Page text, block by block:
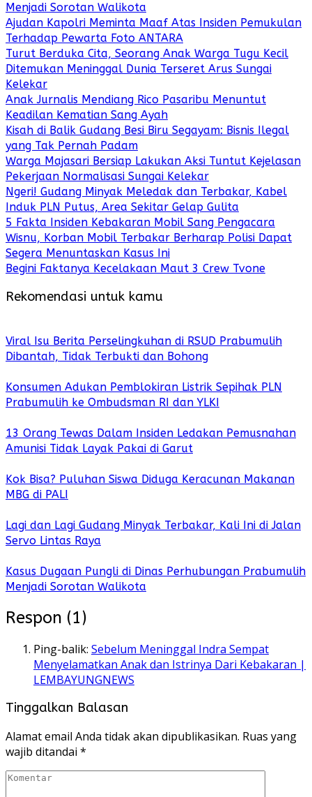
Menjadi Sorotan Walikota
Ajudan Kapolri Meminta Maaf Atas Insiden Pemukulan
Terhadap Pewarta Foto ANTARA
Turut Berduka Cita, Seorang Anak Warga Tugu Kecil
Ditemukan Meninggal Dunia Terseret Arus Sungai
Kelekar
Anak Jurnalis Mendiang Rico Pasaribu Menuntut
Keadilan Kematian Sang Ayah
Kisah di Balik Gudang Besi Biru Segayam: Bisnis Ilegal
yang Tak Pernah Padam
Warga Majasari Bersiap Lakukan Aksi Tuntut Kejelasan
Pekerjaan Normalisasi Sungai Kelekar
Ngeri! Gudang Minyak Meledak dan Terbakar, Kabel
Induk PLN Putus, Area Sekitar Gelap Gulita
5 Fakta Insiden Kebakaran Mobil Sang Pengacara
Wisnu, Korban Mobil Terbakar Berharap Polisi Dapat
Segera Menuntaskan Kasus Ini
Begini Faktanya Kecelakaan Maut 3 Crew Tvone
Rekomendasi untuk kamu
Viral Isu Berita Perselingkuhan di RSUD Prabumulih
Dibantah, Tidak Terbukti dan Bohong
Konsumen Adukan Pemblokiran Listrik Sepihak PLN
Prabumulih ke Ombudsman RI dan YLKI
13 Orang Tewas Dalam Insiden Ledakan Pemusnahan
Amunisi Tidak Layak Pakai di Garut
Kok Bisa? Puluhan Siswa Diduga Keracunan Makanan
MBG di PALI
Lagi dan Lagi Gudang Minyak Terbakar, Kali Ini di Jalan
Servo Lintas Raya
Kasus Dugaan Pungli di Dinas Perhubungan Prabumulih
Menjadi Sorotan Walikota
Respon (1)
Ping-balik: Sebelum Meninggal Indra Sempat
Menyelamatkan Anak dan Istrinya Dari Kebakaran |
LEMBAYUNGNEWS
Tinggalkan Balasan
Alamat email Anda tidak akan dipublikasikan. Ruas yang
wajib ditandai *